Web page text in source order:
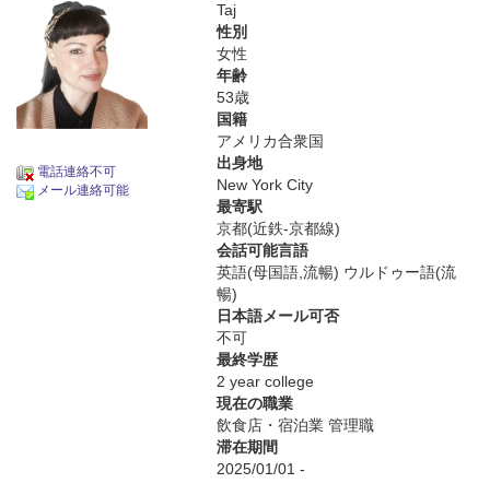
電話連絡不可
メール連絡可能
Taj
性別
女性
年齢
53歳
国籍
アメリカ合衆国
出身地
New York City
最寄駅
京都(近鉄-京都線)
会話可能言語
英語(母国語,流暢) ウルドゥー語(流
暢)
日本語メール可否
不可
最終学歴
2 year college
現在の職業
飲食店・宿泊業 管理職
滞在期間
2025/01/01 -